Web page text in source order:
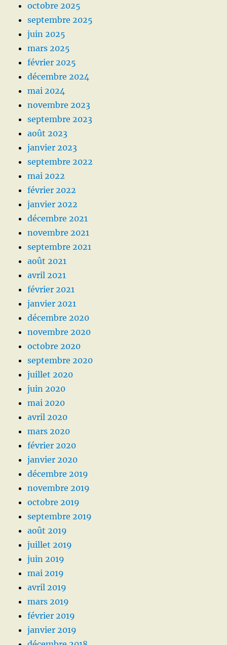
octobre 2025
septembre 2025
juin 2025
mars 2025
février 2025
décembre 2024
mai 2024
novembre 2023
septembre 2023
août 2023
janvier 2023
septembre 2022
mai 2022
février 2022
janvier 2022
décembre 2021
novembre 2021
septembre 2021
août 2021
avril 2021
février 2021
janvier 2021
décembre 2020
novembre 2020
octobre 2020
septembre 2020
juillet 2020
juin 2020
mai 2020
avril 2020
mars 2020
février 2020
janvier 2020
décembre 2019
novembre 2019
octobre 2019
septembre 2019
août 2019
juillet 2019
juin 2019
mai 2019
avril 2019
mars 2019
février 2019
janvier 2019